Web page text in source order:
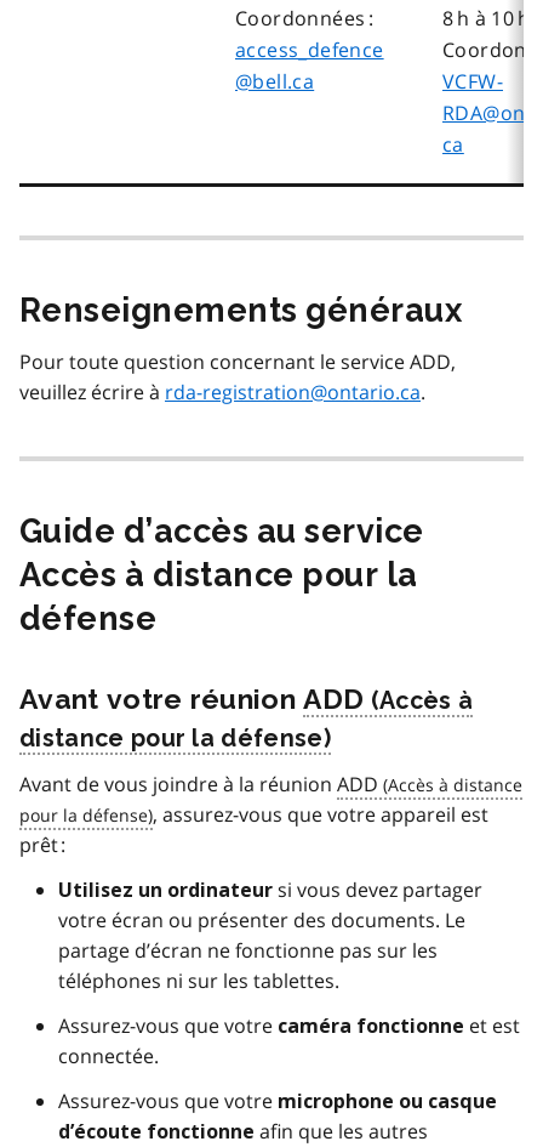
Coordonnées :
access_defence
@bell.ca
8 h à 10 h
VCFW-
ca
Renseignements généraux
Pour toute question concernant le service ADD,
veuillez écrire à rda-registration@ontario.ca.
Guide d’accès au service
Accès à distance pour la
défense
Avant votre réunionADD
Avant de vous joindre à la réunion ADD
, assurez-vous que votre appareil est
prêt :
Utilisez un ordinateur si vous devez partager
votre écran ou présenter des documents. Le
partage d’écran ne fonctionne pas sur les
téléphones ni sur les tablettes.
Assurez-vous que votre caméra fonctionne et est
connectée.
Assurez-vous que votre microphone ou casque
d’écoute fonctionne afin que les autres